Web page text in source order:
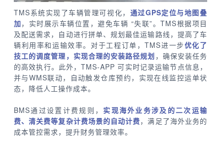
TMS系统实现了车辆管理可视化， 通过GPS定位与地图叠
加，实时展示车辆位置，避免车辆 “失联”。TMS根据项目
及配送需求，自动进行拼单、规划最佳运输路线，提高了车
辆利用率和运输效率。对于工程订单，TMS进一步优化了
技工的调度管理，实现合理的安装路径规划 ，确保安装任务
的高效执行。此外，TMS-APP 可实时记录运输节点信息，
并与WMS联动，自动触发仓库预约，实现在线监控运单状
态，降低人工操作成本。
BMS通过设置计费规则， 实现海外业务涉及的二次运输
费、清关费等复杂计费场景的自动计费，满足了海外业务的
成本管控需求，提升财务管理效率。